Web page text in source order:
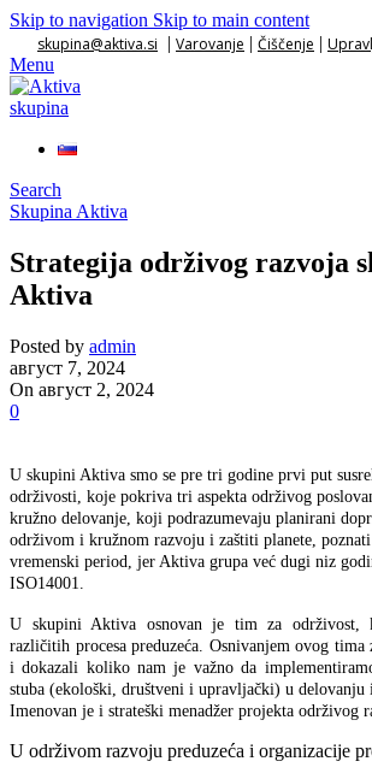
Skip to navigation Skip to main content
skupina@aktiva.si | Varovanje | Čiščenje |
Menu
Search
Skupina Aktiva
Strategija održivog razvoja
Aktiva
Posted by admin
август 7, 2024
On август 2, 2024
0
U skupini Aktiva smo se pre tri godine prvi put
održivosti, koje pokriva tri aspekta održivog
kružno delovanje, koji podrazumevaju planirani
održivom i kružnom razvoju i zaštiti planete,
vremenski period, jer Aktiva grupa već dugi niz
ISO14001.
U skupini Aktiva osnovan je tim za održivost,
različitih procesa preduzeća. Osnivanjem ovog
i dokazali koliko nam je važno da
stuba (ekološki, društveni i upravljački) u delovanju
Imenovan je i strateški menadžer projekta održivog
U održivom razvoju preduzeća i organizacije